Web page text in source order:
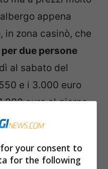
appena
zona casinò, che
due persone
al sabato del
e i 3.000 euro
euro al giorno
oltre all’alloggio di
Se siete talmente
e dei suoi
your consent to
for the following